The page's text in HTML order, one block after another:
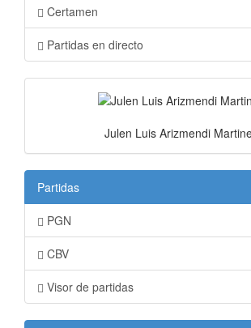
Certamen
Partidas en directo
Julen Luis Arizmendi
Partidas
PGN
CBV
Visor de partidas